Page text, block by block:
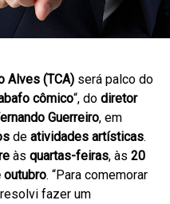
Alves (TCA) será palco do
cômico“, dodiretor
Guerreiro, em
de atividades artísticas.
àsquartas-feiras, às20
outubro. “Para comemorar
fazer um